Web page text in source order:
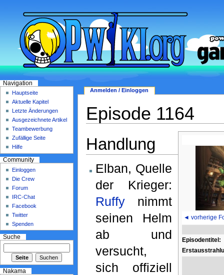
Episode 1164
◄ vorherige
Episodentitel:
Handlung
Elban, Quelle
der Krieger:
Ruffynimmt
seinen Helm
ab und
versucht,
sich offiziell
Anmelden / Einloggen
Navigation
Hauptseite
Aktuelle Kapitel
Letzte Änderungen
Ausgezeichnete Artikel
Teambewerbung
Zufällige Seite
Hilfe
Community
Einloggen
Die Crew
Forum
IRC-Chat
Facebook
Twitter
Spenden
Suche
Nakama